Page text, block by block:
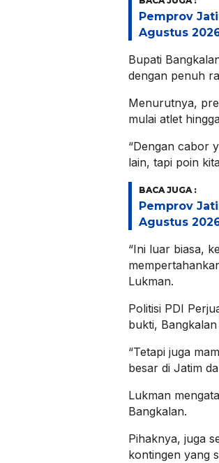
Pemprov
Agustus
Bupati
dengan penuh
Menurutnya,
mulai atlet
“Dengan cabor
lain, tapi poin
BACA JUGA :
Pemprov
Agustus
“Ini luar biasa,
Lukman.
Politisi PDI
bukti,
“Tetapi juga
besar di Jatim
Lukman
Bangkalan.
Pihaknya, juga
kontingen yang